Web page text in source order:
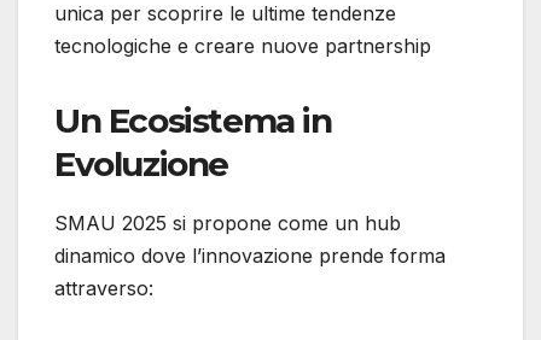
unica per scoprire le ultime tendenze
tecnologiche e creare nuove partnership
Un Ecosistema in
Evoluzione
SMAU 2025 si propone come un hub
dinamico dove l’innovazione prende forma
attraverso: